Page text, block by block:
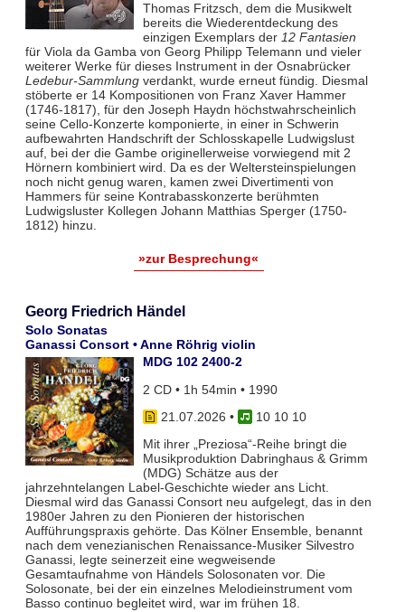
Thomas Fritzsch, dem die Musikwelt
bereits die Wiederentdeckung des
einzigen Exemplars der 12 Fantasien
für Viola da Gamba von Georg Philipp Telemann und vieler
weiterer Werke für dieses Instrument in der Osnabrücker
Ledebur-Sammlungverdankt, wurde erneut fündig. Diesmal
stöberte er 14 Kompositionen von Franz Xaver Hammer
(1746-1817), für den Joseph Haydn höchstwahrscheinlich
seine Cello-Konzerte komponierte, in einer in Schwerin
aufbewahrten Handschrift der Schlosskapelle Ludwigslust
auf, bei der die Gambe originellerweise vorwiegend mit 2
Hörnern kombiniert wird. Da es der Weltersteinspielungen
noch nicht genug waren, kamen zwei Divertimenti von
Hammers für seine Kontrabasskonzerte berühmten
Ludwigsluster Kollegen Johann Matthias Sperger (1750-
1812) hinzu.
»zur Besprechung«
Georg Friedrich Händel
Solo Sonatas
Ganassi Consort • Anne Röhrig violin
MDG 102 2400-2
2 CD • 1h 54min • 1990
21.07.2026 •
10 10 10
Mit ihrer „Preziosa“-Reihe bringt die
Musikproduktion Dabringhaus & Grimm
(MDG) Schätze aus der
jahrzehntelangen Label-Geschichte wieder ans Licht.
Diesmal wird das Ganassi Consort neu aufgelegt, das in den
1980er Jahren zu den Pionieren der historischen
Aufführungspraxis gehörte. Das Kölner Ensemble, benannt
nach dem venezianischen Renaissance-Musiker Silvestro
Ganassi, legte seinerzeit eine wegweisende
Gesamtaufnahme von Händels Solosonaten vor. Die
Solosonate, bei der ein einzelnes Melodieinstrument vom
Basso continuo begleitet wird, war im frühen 18.